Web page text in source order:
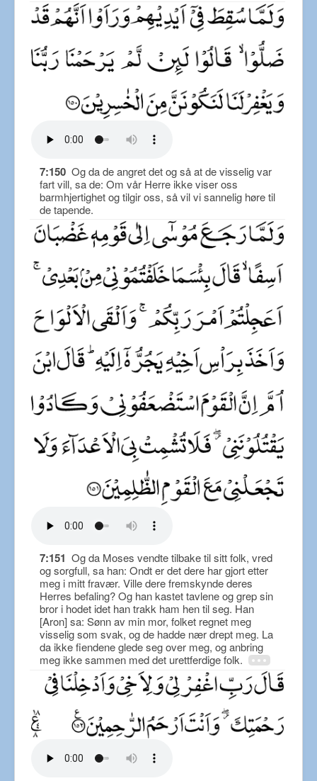
7:150 Og da de angret det og så at de visselig var
fart vill, sa de: Om vår Herre ikke viser oss
barmhjertighet og tilgir oss, så vil vi sannelig høre til
de tapende.
7:151 Og da Moses vendte tilbake til sitt folk, vred
og sorgfull, sa han: Ondt er det dere har gjort etter
meg i mitt fravær. Ville dere fremskynde deres
Herres befaling? Og han kastet tavlene og grep sin
bror i hodet idet han trakk ham hen til seg. Han
[Aron] sa: Sønn av min mor, folket regnet meg
visselig som svak, og de hadde nær drept meg. La
da ikke fiendene glede seg over meg, og anbring
meg ikke sammen med det urettferdige folk.